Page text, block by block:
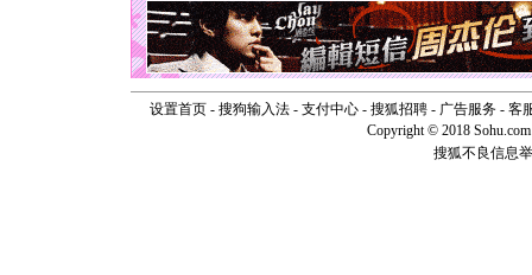
天都要快
[圣诞节]
如意,快
[元旦]看
断电。爱
你是我专
[元旦]如
起；二是
设置首页- 搜狗输入法- 支付中心- 搜狐招聘- 广告服务- 客
Copyright © 2018
搜狐不良信息